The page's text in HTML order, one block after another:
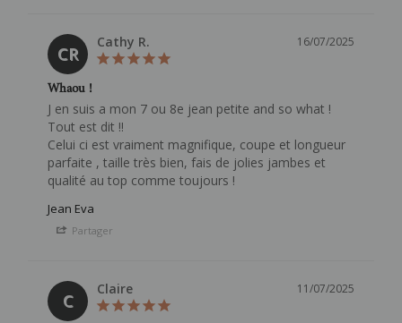
CR
16/07/2025
Cathy R.
Whaou !
J en suis a mon 7 ou 8e jean petite and so what !
Tout est dit !!
Celui ci est vraiment magnifique, coupe et longueur
parfaite , taille très bien, fais de jolies jambes et
Jean Eva
Partager
C
11/07/2025
Claire